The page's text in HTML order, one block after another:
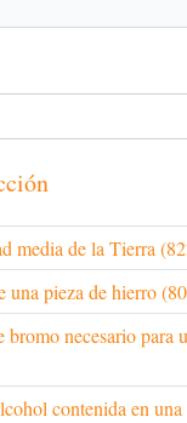
media de la Tierra
una pieza de hierro
bromo necesario para
contenida en